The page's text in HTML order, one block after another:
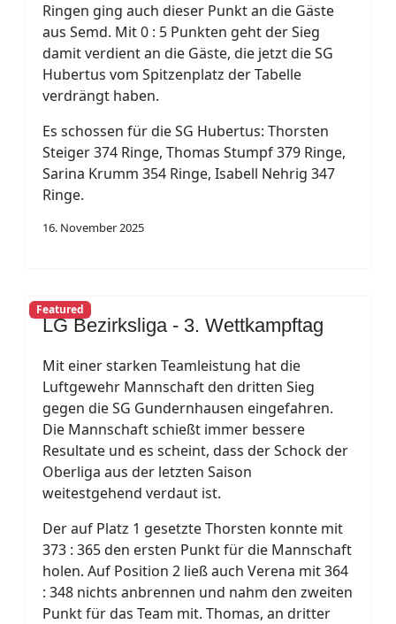
Ringen ging auch dieser Punkt an die Gäste
aus Semd. Mit 0 : 5 Punkten geht der Sieg
damit verdient an die Gäste, die jetzt die SG
Hubertus vom Spitzenplatz der Tabelle
verdrängt haben.
Es schossen für die SG Hubertus: Thorsten
Steiger 374 Ringe, Thomas Stumpf 379 Ringe,
Sarina Krumm 354 Ringe, Isabell Nehrig 347
Ringe.
16. November 2025
Featured
LG Bezirksliga - 3. Wettkampftag
Mit einer starken Teamleistung hat die
Luftgewehr Mannschaft den dritten Sieg
gegen die SG Gundernhausen eingefahren.
Die Mannschaft schießt immer bessere
Resultate und es scheint, dass der Schock der
Oberliga aus der letzten Saison
weitestgehend verdaut ist.
Der auf Platz 1 gesetzte Thorsten konnte mit
373 : 365 den ersten Punkt für die Mannschaft
holen. Auf Position 2 ließ auch Verena mit 364
: 348 nichts anbrennen und nahm den zweiten
Punkt für das Team mit. Thomas, an dritter